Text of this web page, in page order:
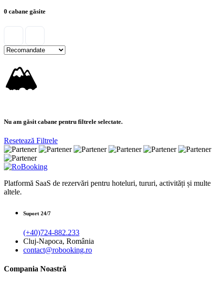
0 cabane găsite
🏔
Nu am găsit cabane pentru filtrele selectate.
Resetează Filtrele
Platformă SaaS de rezervări pentru hoteluri, tururi, activități și multe
altele.
Suport 24/7
(+40)724-882.233
Cluj-Napoca, România
contact@robooking.ro
Compania Noastră